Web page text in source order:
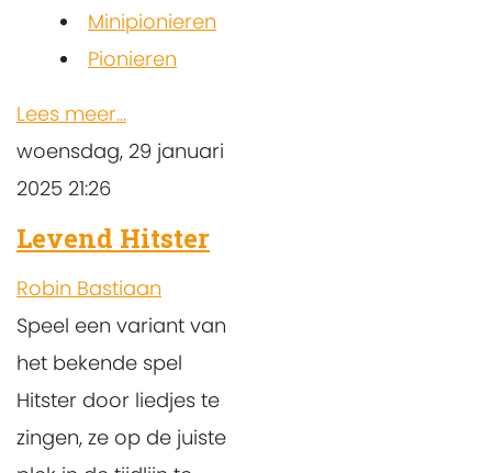
Minipionieren
Pionieren
Lees meer...
woensdag, 29 januari
2025 21:26
Levend Hitster
Robin Bastiaan
Speel een variant van
het bekende spel
Hitster door liedjes te
zingen, ze op de juiste